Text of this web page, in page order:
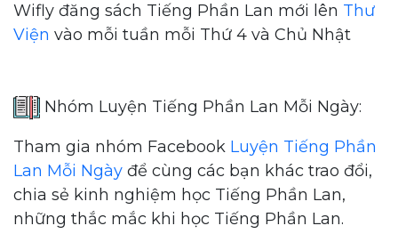
Wifly đăng sách Tiếng Phần Lan mới lên Thư
Viện vào mỗi tuần mỗi Thứ 4 và Chủ Nhật
Nhóm Luyện Tiếng Phần Lan Mỗi Ngày:
Tham gia nhóm Facebook Luyện Tiếng Phần
Lan Mỗi Ngày để cùng các bạn khác trao đổi,
chia sẻ kinh nghiệm học Tiếng Phần Lan,
những thắc mắc khi học Tiếng Phần Lan.